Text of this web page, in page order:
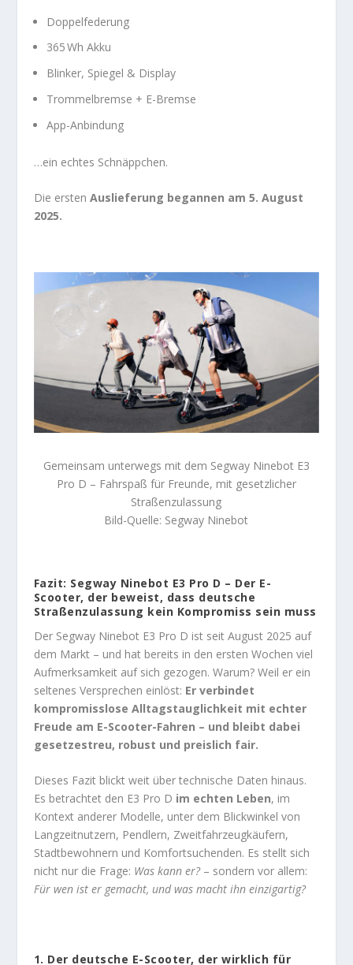
Doppelfederung
365 Wh Akku
Blinker, Spiegel & Display
Trommelbremse + E-Bremse
App-Anbindung
…ein echtes Schnäppchen.
Die ersten Auslieferung begannen am 5. August
2025.
Gemeinsam unterwegs mit dem Segway Ninebot E3
Pro D – Fahrspaß für Freunde, mit gesetzlicher
Straßenzulassung
Bild-Quelle: Segway Ninebot
Fazit: Segway Ninebot E3 Pro D – Der E-
Scooter, der beweist, dass deutsche
Straßenzulassung kein Kompromiss sein muss
Der Segway Ninebot E3 Pro D ist seit August 2025 auf
dem Markt – und hat bereits in den ersten Wochen viel
Aufmerksamkeit auf sich gezogen. Warum? Weil er ein
seltenes Versprechen einlöst: Er verbindet
kompromisslose Alltagstauglichkeit mit echter
Freude am E-Scooter-Fahren – und bleibt dabei
gesetzestreu, robust und preislich fair.
Dieses Fazit blickt weit über technische Daten hinaus.
Es betrachtet den E3 Pro D im echten Leben, im
Kontext anderer Modelle, unter dem Blickwinkel von
Langzeitnutzern, Pendlern, Zweitfahrzeugkäufern,
Stadtbewohnern und Komfortsuchenden. Es stellt sich
nicht nur die Frage: Was kann er?– sondern vor allem:
Für wen ist er gemacht, und was macht ihn einzigartig?
1. Der deutsche E-Scooter, der wirklich für